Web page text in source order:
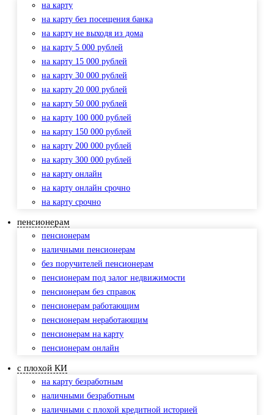
на карту
на карту без посещения банка
на карту не выходя из дома
на карту 5 000 рублей
на карту 15 000 рублей
на карту 30 000 рублей
на карту 20 000 рублей
на карту 50 000 рублей
на карту 100 000 рублей
на карту 150 000 рублей
на карту 200 000 рублей
на карту 300 000 рублей
на карту онлайн
на карту онлайн срочно
на карту срочно
пенсионерам
пенсионерам
наличными пенсионерам
без поручителей пенсионерам
пенсионерам под залог недвижимости
пенсионерам без справок
пенсионерам работающим
пенсионерам неработающим
пенсионерам на карту
пенсионерам онлайн
с плохой КИ
на карту безработным
наличными безработным
наличными с плохой кредитной историей